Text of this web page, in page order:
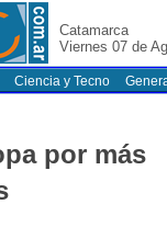
Catamarca
Viernes 07 de
Ciencia y Tecno
por más